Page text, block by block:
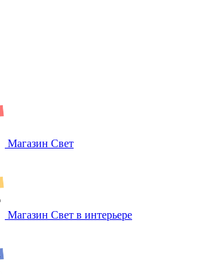
Магазин Свет
Магазин Свет в интерьере